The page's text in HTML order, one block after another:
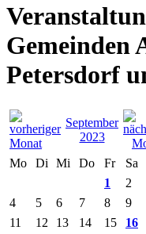
Gemeinden
Petersdorf
September
2023
Mo
Di Mi Do Fr Sa
1
2
4
5 6 7 8 9
11
12 13 14 15 16